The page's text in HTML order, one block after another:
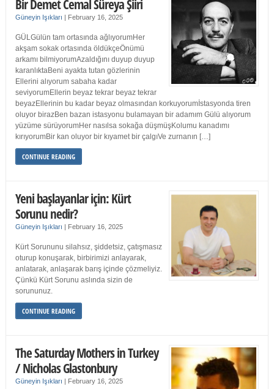
Bir Demet Cemal Süreya Şiiri
Güneyin Işıkları | February 16, 2025
GÜLGülün tam ortasında ağlıyorumHer
akşam sokak ortasında öldükçeÖnümü
arkamı bilmiyorumAzaldığını duyup duyup
karanlıktaBeni ayakta tutan gözlerinin
Ellerini alıyorum sabaha kadar
seviyorumEllerin beyaz tekrar beyaz tekrar
beyazEllerinin bu kadar beyaz olmasından korkuyorumİstasyonda tiren
oluyor birazBen bazan istasyonu bulamayan bir adamım Gülü alıyorum
yüzüme sürüyorumHer nasılsa sokağa düşmüşKolumu kanadımı
kırıyorumBir kan oluyor bir kıyamet bir çalgıVe zurnanın […]
CONTINUE READING
Yeni başlayanlar için: Kürt
Sorunu nedir?
Güneyin Işıkları | February 16, 2025
Kürt Sorununu silahsız, şiddetsiz, çatışmasız
oturup konuşarak, birbirimizi anlayarak,
anlatarak, anlaşarak barış içinde çözmeliyiz.
Çünkü Kürt Sorunu aslında sizin de
sorununuz.
CONTINUE READING
The Saturday Mothers in Turkey
/ Nicholas Glastonbury
Güneyin Işıkları | February 16, 2025